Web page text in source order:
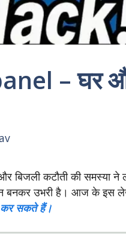
– घर और
बिजली कटौती की समस्या
बनकर उभरी है। आज के इस
कर सकते हैं।